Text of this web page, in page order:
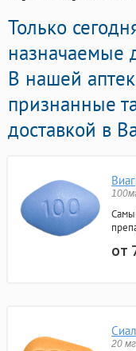
Только
назначаемые
В нашей
признанные
доставкой в
от
20 мг